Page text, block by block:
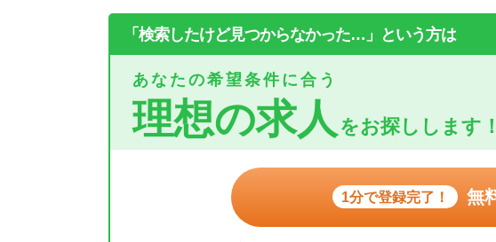
「検索したけど見つからなかった…」という方は
あなたの希望条件に合う
理想の求人をお探しします！
1分で登録完了！ 無